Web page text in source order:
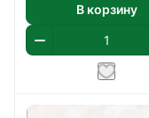
В корзину